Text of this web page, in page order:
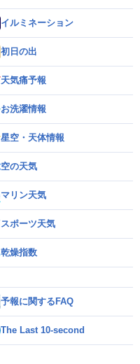
イルミネーション
初日の出
天気痛予報
お洗濯情報
星空・天体情報
空の天気
マリン天気
スポーツ天気
乾燥指数
予報に関するFAQ
The Last 10-second